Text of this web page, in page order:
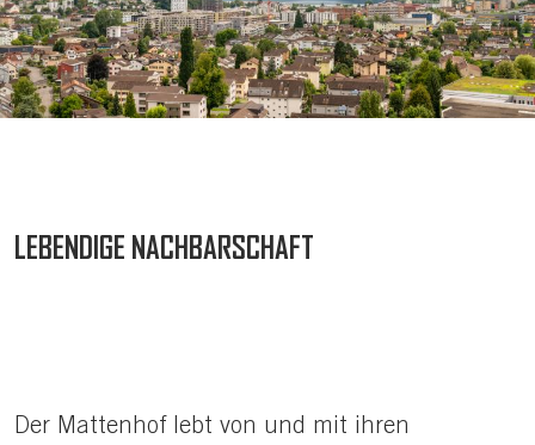
LEBENDIGE NACHBARSCHAFT
Der Mattenhof lebt von und mit ihren